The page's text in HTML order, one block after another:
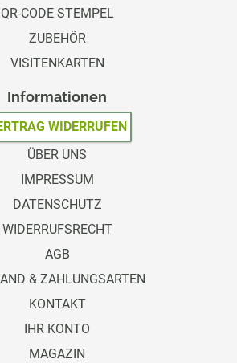
QR-CODE STEMPEL
ZUBEHÖR
VISITENKARTEN
Informationen
WIDERRUFEN
ÜBER UNS
IMPRESSUM
DATENSCHUTZ
WIDERRUFSRECHT
AGB
& ZAHLUNGSARTEN
KONTAKT
IHR KONTO
MAGAZIN